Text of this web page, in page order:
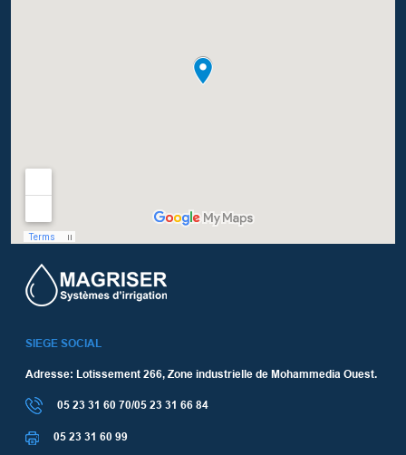
SIEGE SOCIAL
Adresse: Lotissement 266, Zone industrielle de Mohammedia Ouest.
05 23 31 60 70/05 23 31 66 84
05 23 31 60 99